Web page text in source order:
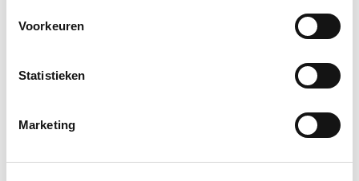
Voorkeuren
Statistieken
Marketing
kans dat u letterlijk geen hand voor ogen ziet. Bespreek
de vluchtroutes met uw huisgenoten. Maak afspraken
beperking en huisdieren hebben hulp nodig. Sluit tijdens
brand tot 20 minuten vertragen.